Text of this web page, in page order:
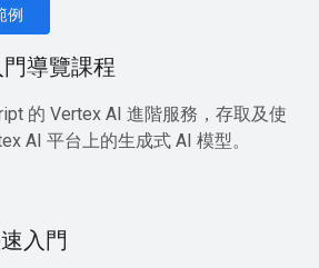
例
導覽課程
的 Vertex AI 進階服務，存取及使
AI 平台上的生成式 AI 模型。
入門